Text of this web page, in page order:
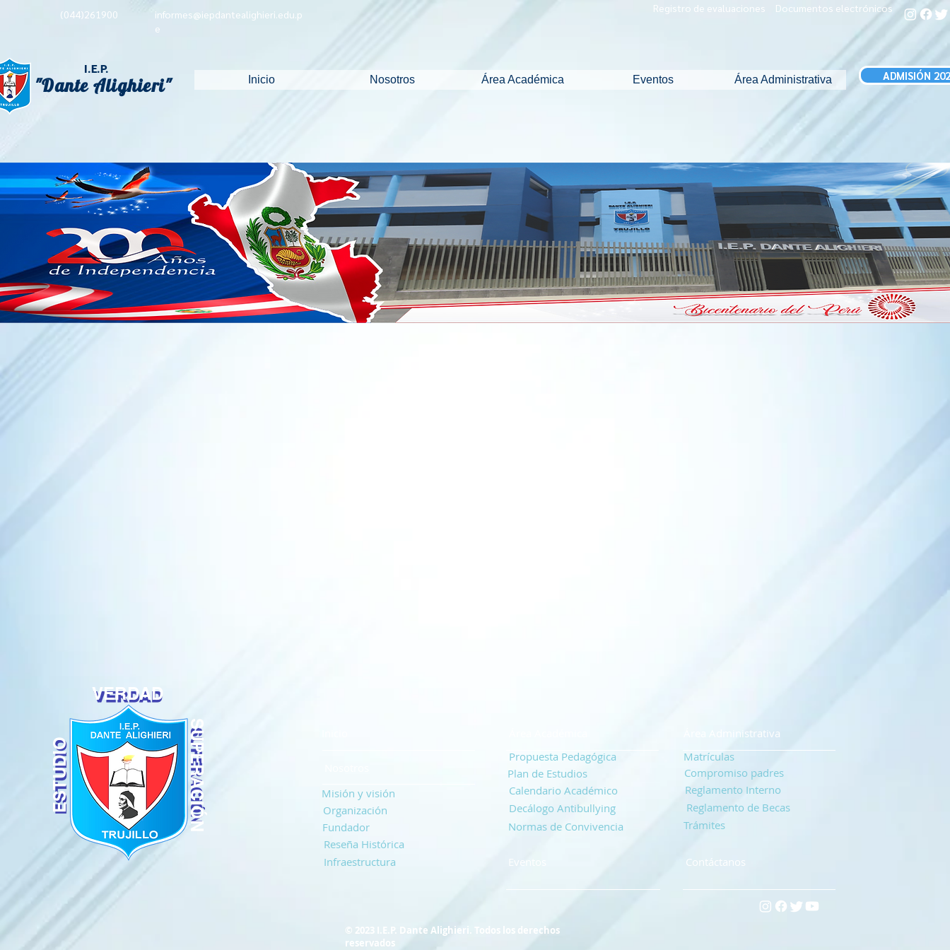
(044)261900
informes@iepdantealighieri.edu.p
e
Registro de evaluaciones Documentos electrónicos
I.E.P.
"Dante Alighieri" Inicio Nosotros Área Académica Eventos Área Administrativa ADMISIÓN
VERDAD
ESTUDIO SUPERACIÓN
Reseña Histórica
Fundador
Organización
Misión y visión
Infraestructura
Propuesta Pedagógica
Plan de Estudios
Calendario Académico
Decálogo Antibullying
Normas de Convivencia
Eventos
Área Administrativa
Matrículas
Compromiso padres
Reglamento Interno
Reglamento de Becas
Trámites
Contáctanos
© 2023 I.E.P. Dante Alighieri. Todos los derechos
reservados